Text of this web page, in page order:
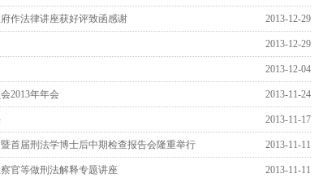
2013-12-29
作法律讲座获好评致函感谢
2013-12-29
2013-12-04
2013-11-24
2013年年会
2013-11-17
2013-11-11
首届刑法学博士后中期检查报告会隆重举行
2013-11-11
官等做刑法解释专题讲座